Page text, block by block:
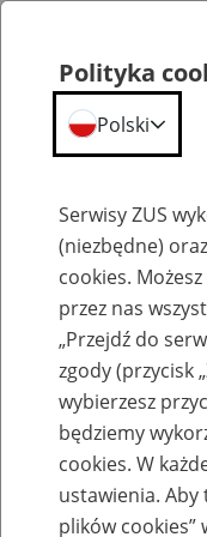
Emerytury
Baza
Polityka
Polski
Serwisy ZUS
(niezbędne)
cookies.
przez nas
„Przejdź do
zgody (przycisk
wybierzesz
będziemy
cookies. W
ustawienia. Aby
plików cookies”